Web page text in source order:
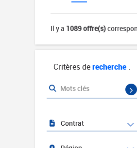
Il y a 1089 offre(s)
Critères derecherche:
Mots clés
Contrat